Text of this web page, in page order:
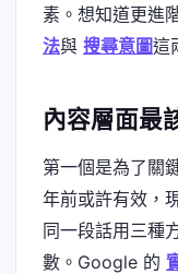
素。想知道更進
法與 搜尋意圖這
內容層面最
第一個是為了關
年前或許有效，
同一段話用三種
數。Google 的